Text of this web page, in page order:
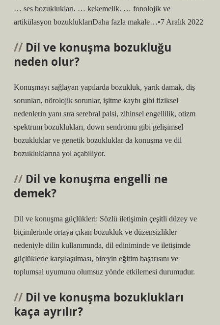
… ses bozuklukları. … kekemelik. … fonolojik ve
artikülasyon bozukluklarıDaha fazla makale…•7 Aralık 2022
Dil ve konuşma bozukluğu
neden olur?
Konuşmayı sağlayan yapılarda bozukluk, yarık damak, diş
sorunları, nörolojik sorunlar, işitme kaybı gibi fiziksel
nedenlerin yanı sıra serebral palsi, zihinsel engellilik, otizm
spektrum bozuklukları, down sendromu gibi gelişimsel
bozukluklar ve genetik bozukluklar da konuşma ve dil
bozukluklarına yol açabiliyor.
Dil ve konuşma engelli ne
demek?
Dil ve konuşma güçlükleri: Sözlü iletişimin çeşitli düzey ve
biçimlerinde ortaya çıkan bozukluk ve düzensizlikler
nedeniyle dilin kullanımında, dil ediniminde ve iletişimde
güçlüklerle karşılaşılması, bireyin eğitim başarısını ve
toplumsal uyumunu olumsuz yönde etkilemesi durumudur.
Dil ve konuşma bozuklukları
kaça ayrılır?